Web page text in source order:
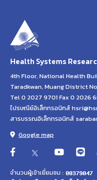
Health Systems
4th Floor, National Health
Taradkwan, Muang District
Tel 0 2027 9701 Fax 0 2026
ไปรษณีย์อิเล็กทรอนิกส์
สารบรรณอิเล็กทรอนิกส์
Google map
จำนวนผู้เข้าเยี่ยมชม :